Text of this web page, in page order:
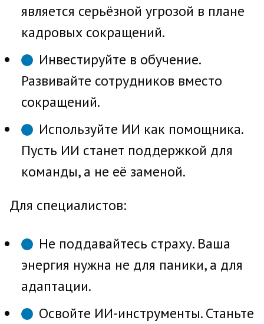
является серьёзной угрозой в плане
кадровых сокращений.
Инвестируйте в обучение.
Развивайте сотрудников вместо
сокращений.
Используйте ИИ как помощника.
Пусть ИИ станет поддержкой для
команды, а не её заменой.
Для специалистов:
Не поддавайтесь страху. Ваша
энергия нужна не для паники, а для
адаптации.
Освойте ИИ-инструменты. Станьте